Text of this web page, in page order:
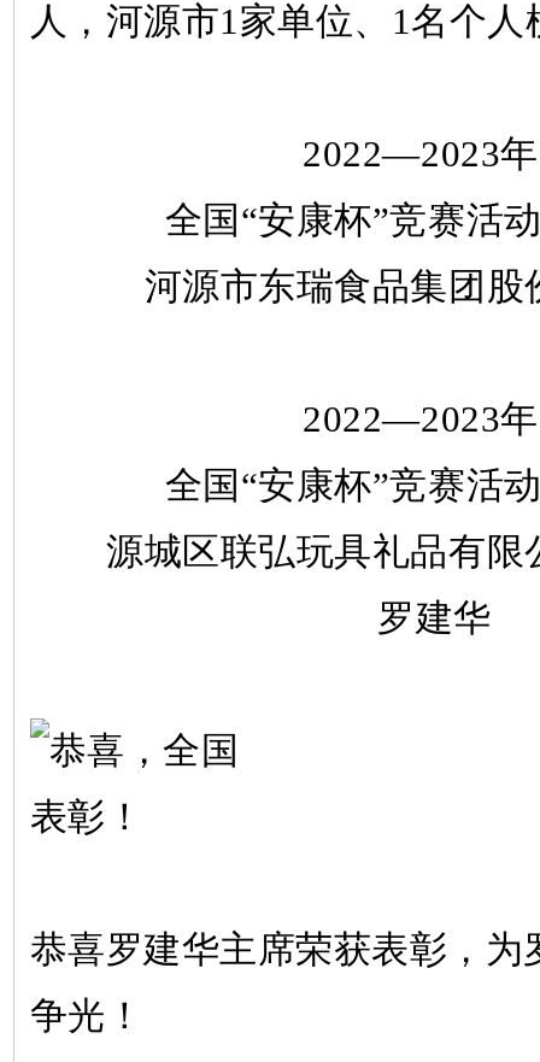
人，河源市1家单位、1名个人
2022—2023
全国“安康杯”竞赛活
河源市东瑞食品集团
2022—2023
全国“安康杯”竞赛活
源城区联弘玩具礼品有
罗建华
恭喜罗建华主席荣获表彰，为
争光！